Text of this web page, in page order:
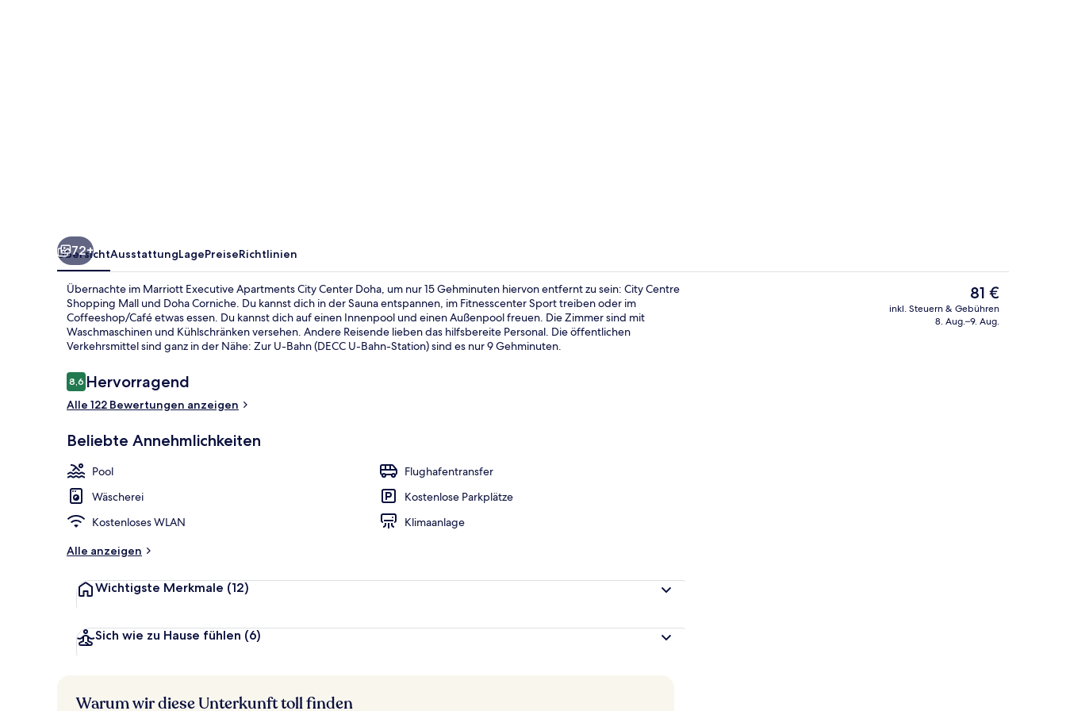
72+
ÜbersichtAusstattungLagePreiseRichtlinien
Übernachte im Marriott Executive Apartments City Center Doha, um nur 15 Gehminuten hiervon entfernt zu sein: City Centre
Shopping Mall und Doha Corniche. Du kannst dich in der Sauna entspannen, im Fitnesscenter Sport treiben oder im
Coffeeshop/Café etwas essen. Du kannst dich auf einen Innenpool und einen Außenpool freuen. Die Zimmer sind mit
Waschmaschinen und Kühlschränken versehen. Andere Reisende lieben das hilfsbereite Personal. Die öffentlichen
Verkehrsmittel sind ganz in der Nähe: Zur U-Bahn (DECC U-Bahn-Station) sind es nur 9 Gehminuten.
Bewertungen
8,68,6 von 10.
Hervorragend
Alle 122 Bewertungen anzeigen
Beliebte Annehmlichkeiten
Pool
Flughafentransfer
Wäscherei
Kostenlose Parkplätze
Kostenloses WLAN
Klimaanlage
Alle anzeigen
Wichtigste Merkmale (12)
Sich wie zu Hause fühlen (6)
Der
aktuelle
Preis
81 €
inkl. Steuern & Gebühren
8. Aug.–9. Aug.
Warum wir diese Unterkunft toll finden